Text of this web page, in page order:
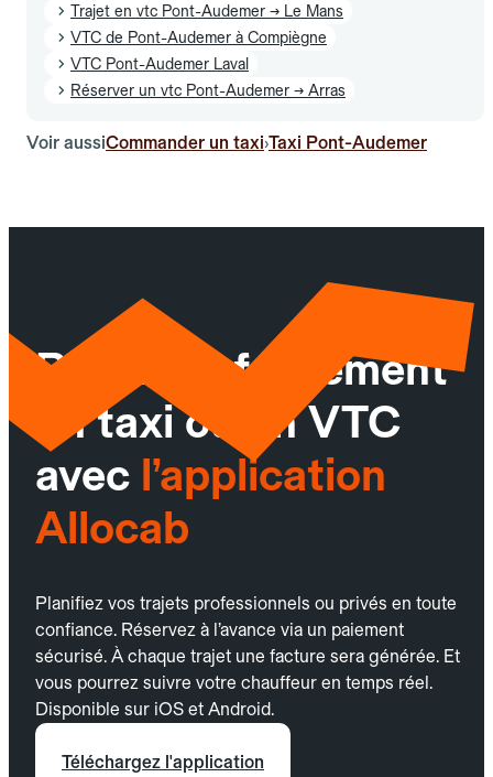
Trajet en vtc Pont-Audemer → Le Mans
VTC de Pont-Audemer à Compiègne
VTC Pont-Audemer Laval
Réserver un vtc Pont-Audemer → Arras
Voir aussiCommander un taxi›Taxi Pont-Audemer
Réservez facilement
un taxi ou un VTC
avec l’application
Allocab
Planifiez vos trajets professionnels ou privés en toute
confiance. Réservez à l’avance via un paiement
sécurisé. À chaque trajet une facture sera générée. Et
vous pourrez suivre votre chauffeur en temps réel.
Disponible sur iOS et Android.
Téléchargez l'application